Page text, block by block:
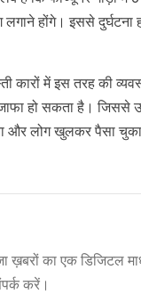
होंगे। इससे दुर्घटना
कारों में इस तरह की
हो सकता है। जिससे
और लोग खुलकर पैसा
ख़बरों का एक डिजिटल
करें।